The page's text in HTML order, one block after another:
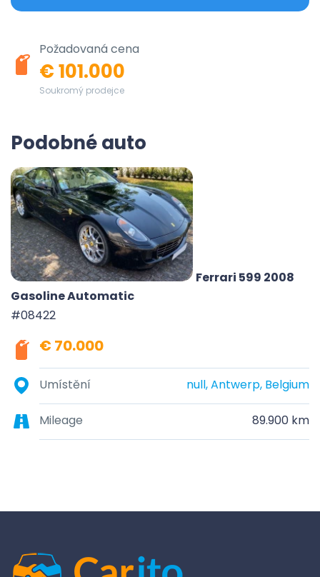
Požadovaná cena
€ 101.000
Soukromý prodejce
Podobné auto
Ferrari 599 2008
Gasoline Automatic
#08422
€ 70.000
Umístění null, Antwerp, Belgium
Mileage 89.900 km